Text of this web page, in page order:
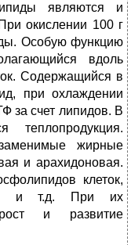
являются и
окислении 100 г
Особую функцию
вдоль
Содержащийся в
при охлаждении
за счет липидов. В
теплопродукция.
жирные
и арахидоновая.
клеток,
и т.д. При их
рост и развитие